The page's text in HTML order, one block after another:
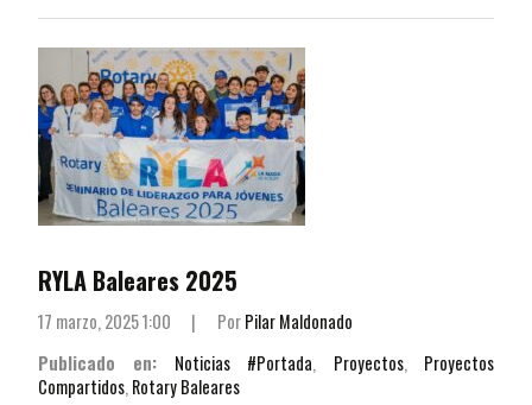
RYLA Baleares 2025
17 marzo, 2025 1:00 | PorPilar Maldonado
Publicado en:
Noticias #Portada, Proyectos, Proyectos
Compartidos, Rotary Baleares